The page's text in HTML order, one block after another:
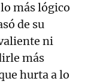
más lógico
de su
ni
más
hurta a lo